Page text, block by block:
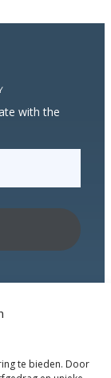
te bieden. Door
with the